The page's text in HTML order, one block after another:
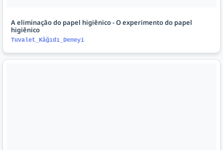
A eliminação do papel higiênico - O experimento do papel
higiênico
Tuvalet_Kâğıdı_Deneyi